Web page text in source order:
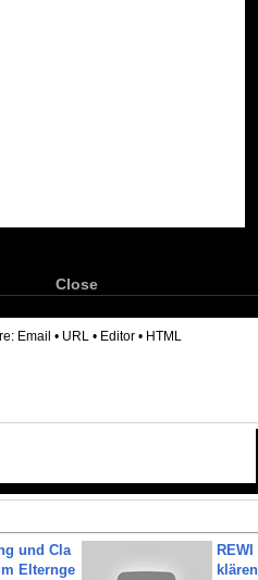
Close
Email • URL • Editor • HTML
und Cla
Elternge